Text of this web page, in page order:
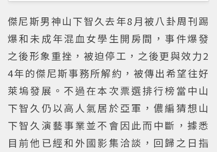
傑尼斯男神山下智久去年8月被八卦周刊踢
爆和未成年混血女學生開房間，事件爆發
之後形象重挫，被迫停工，之後更與效力2
4年的傑尼斯事務所解約，被傳出希望往好
萊塢發展。不過在本次票選排行榜當中山
下智久仍以高人氣居於亞軍，儂編猜想山
下智久演藝事業並不會因此而中斷，據悉
目前他已經和外國影集洽談，回歸之日指